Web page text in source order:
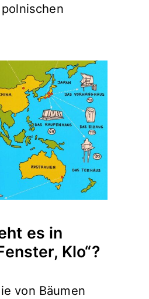
es in
Klo“?
von Bäumen